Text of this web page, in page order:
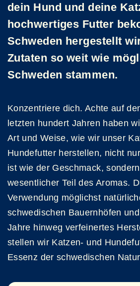
dein Hund und deine
hochwertiges Futter
Schweden hergestellt
Zutaten so weit wie
Schweden stammen.
Konzentriere dich. Achte auf
letzten hundert Jahren haben
Art und Weise, wie wir unser
Hundefutter herstellen, nicht
ist wie der Geschmack,
wesentlicher Teil des Aromas.
Verwendung möglichst
schwedischen Bauernhöfen
Jahre hinweg verfeinertes
stellen wir Katzen- und
Essenz der schwedischen